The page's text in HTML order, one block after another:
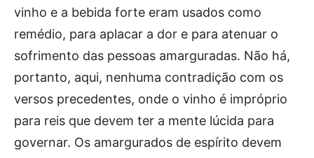
vinho e a bebida forte eram usados como
remédio, para aplacar a dor e para atenuar o
sofrimento das pessoas amarguradas. Não há,
portanto, aqui, nenhuma contradição com os
versos precedentes, onde o vinho é impróprio
para reis que devem ter a mente lúcida para
governar. Os amargurados de espírito devem